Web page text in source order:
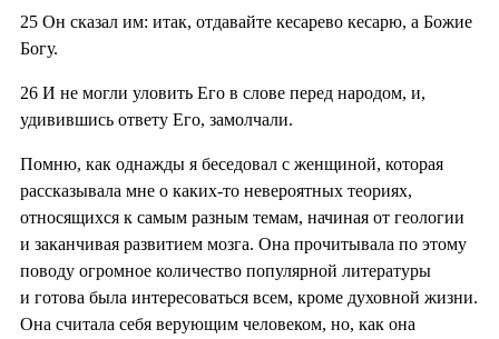
25 Он сказал им: итак, отдавайте кесарево кесарю, а Божие
Богу.
26 И не могли уловить Его в слове перед народом, и,
удивившись ответу Его, замолчали.
Помню, как однажды я беседовал с женщиной, которая
рассказывала мне о каких-то невероятных теориях,
относящихся к самым разным темам, начиная от геологии
и заканчивая развитием мозга. Она прочитывала по этому
поводу огромное количество популярной литературы
и готова была интересоваться всем, кроме духовной жизни.
Она считала себя верующим человеком, но, как она